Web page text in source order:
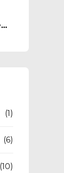
(1)
(6)
(10)